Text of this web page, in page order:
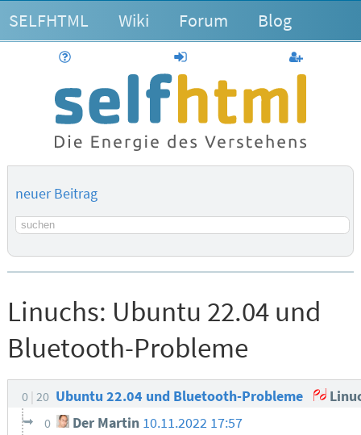
SELFHTML Wiki Forum Blog
anmelden
neuer Beitrag
Suchbegriff
Linuchs: Ubuntu 22.04 und
Bluetooth-Probleme
0 20 Ubuntu 22.04 und Bluetooth-Probleme
0 Der Martin 10.11.2022 17:57